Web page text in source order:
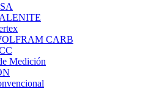
CARB
Medición